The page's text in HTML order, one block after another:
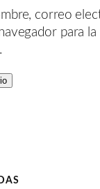
correo
para la